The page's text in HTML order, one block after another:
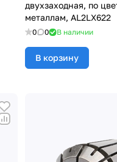
двухзаходная, по
металлам, AL2LX622
0 0 В наличии
В корзину